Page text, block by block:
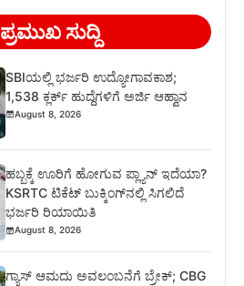
ಪ್ರಮುಖ ಸುದ್ದಿ
SBIಯಲ್ಲಿ ಭರ್ಜರಿ ಉದ್ಯೋಗಾವಕಾಶ;
1,538 ಕ್ಲರ್ಕ್ ಹುದ್ದೆಗಳಿಗೆ ಅರ್ಜಿ ಆಹ್ವಾನ
August 8, 2026
ಹಬ್ಬಕ್ಕೆ ಊರಿಗೆ ಹೋಗುವ ಪ್ಲ್ಯಾನ್ ಇದೆಯಾ?
KSRTC ಟಿಕೆಟ್ ಬುಕ್ಕಿಂಗ್‌ನಲ್ಲಿ ಸಿಗಲಿದೆ
ಭರ್ಜರಿ ರಿಯಾಯಿತಿ
August 8, 2026
ಗ್ಯಾಸ್ ಆಮದು ಅವಲಂಬನೆಗೆ ಬ್ರೇಕ್; CBG